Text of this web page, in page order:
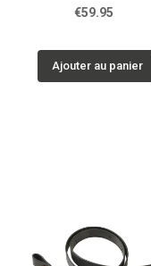
€59.95
Ajouter au panier